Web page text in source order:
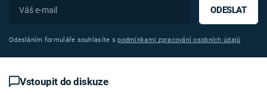
ODESLAT
Odesláním formuláře souhlasíte spodmínkami zpracování osobních údajů
Vstoupit do diskuze